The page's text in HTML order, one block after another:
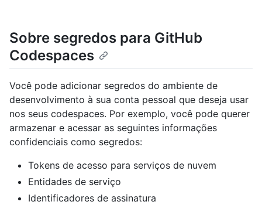
Sobre segredos para GitHub
Codespaces
Você pode adicionar segredos do ambiente de
desenvolvimento à sua conta pessoal que deseja usar
nos seus codespaces. Por exemplo, você pode querer
armazenar e acessar as seguintes informações
confidenciais como segredos:
Tokens de acesso para serviços de nuvem
Entidades de serviço
Identificadores de assinatura